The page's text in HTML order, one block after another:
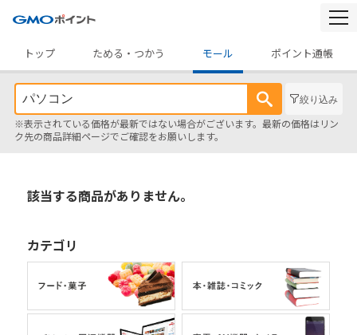
トップ
ためる・つかう モール ポイント通帳
絞り込み
※表示されている価格が最新ではない場合がございます。最新の価格はリン
ク先の商品詳細ページでご確認をお願いします。
該当する商品がありません。
カテゴリ